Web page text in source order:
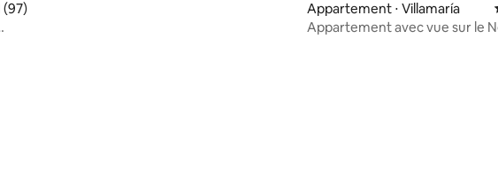
moyenne sur la base de 97 commentaires : 4,91 sur 5
(97)
Appartement ⋅ Villamaría
Appartement avec vue sur le